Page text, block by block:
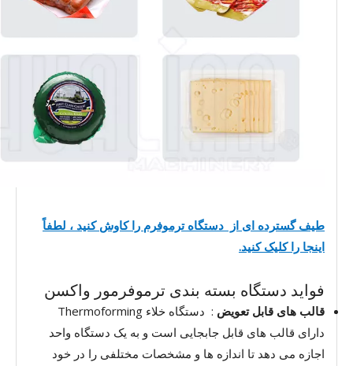
طیف گسترده ای از دستگاه ترموفرم را کاوش کنید ، لطفاً
اینجا را کلیک کنید.
فواید دستگاه بسته بندی ترموفرمور واکسن
قالب های قابل تعویض
: دستگاه خلاء Thermoforming
دارای قالب های قابل جابجایی است و به یک دستگاه واحد
اجازه می دهد تا اندازه ها و مشخصات مختلفی را در خود